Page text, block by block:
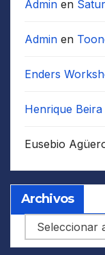
Admin en
Admin en
Enders
Henrique Beira
Eusebio
Archivos
Archivos